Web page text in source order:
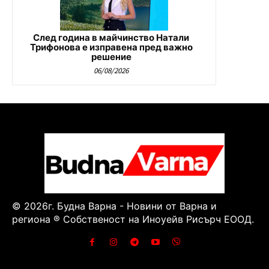
След година в майчинство Натали
Трифонова е изправена пред важно
решение
06/08/2026
© 2026г. Будна Варна - Новини от Варна и
региона ® Собственост на Иноуейв Рисърч ЕООД.